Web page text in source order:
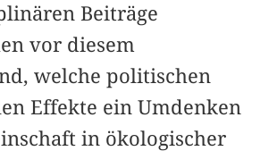
­Beiträge
vor diesem
welche politischen
Effekte ein Umdenken
in ökologischer